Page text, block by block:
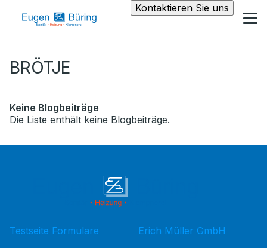
Kontaktieren Sie uns
BRÖTJE
Keine Blogbeiträge
Die Liste enthält keine Blogbeiträge.
Testseite Formulare
Erich Müller GmbH